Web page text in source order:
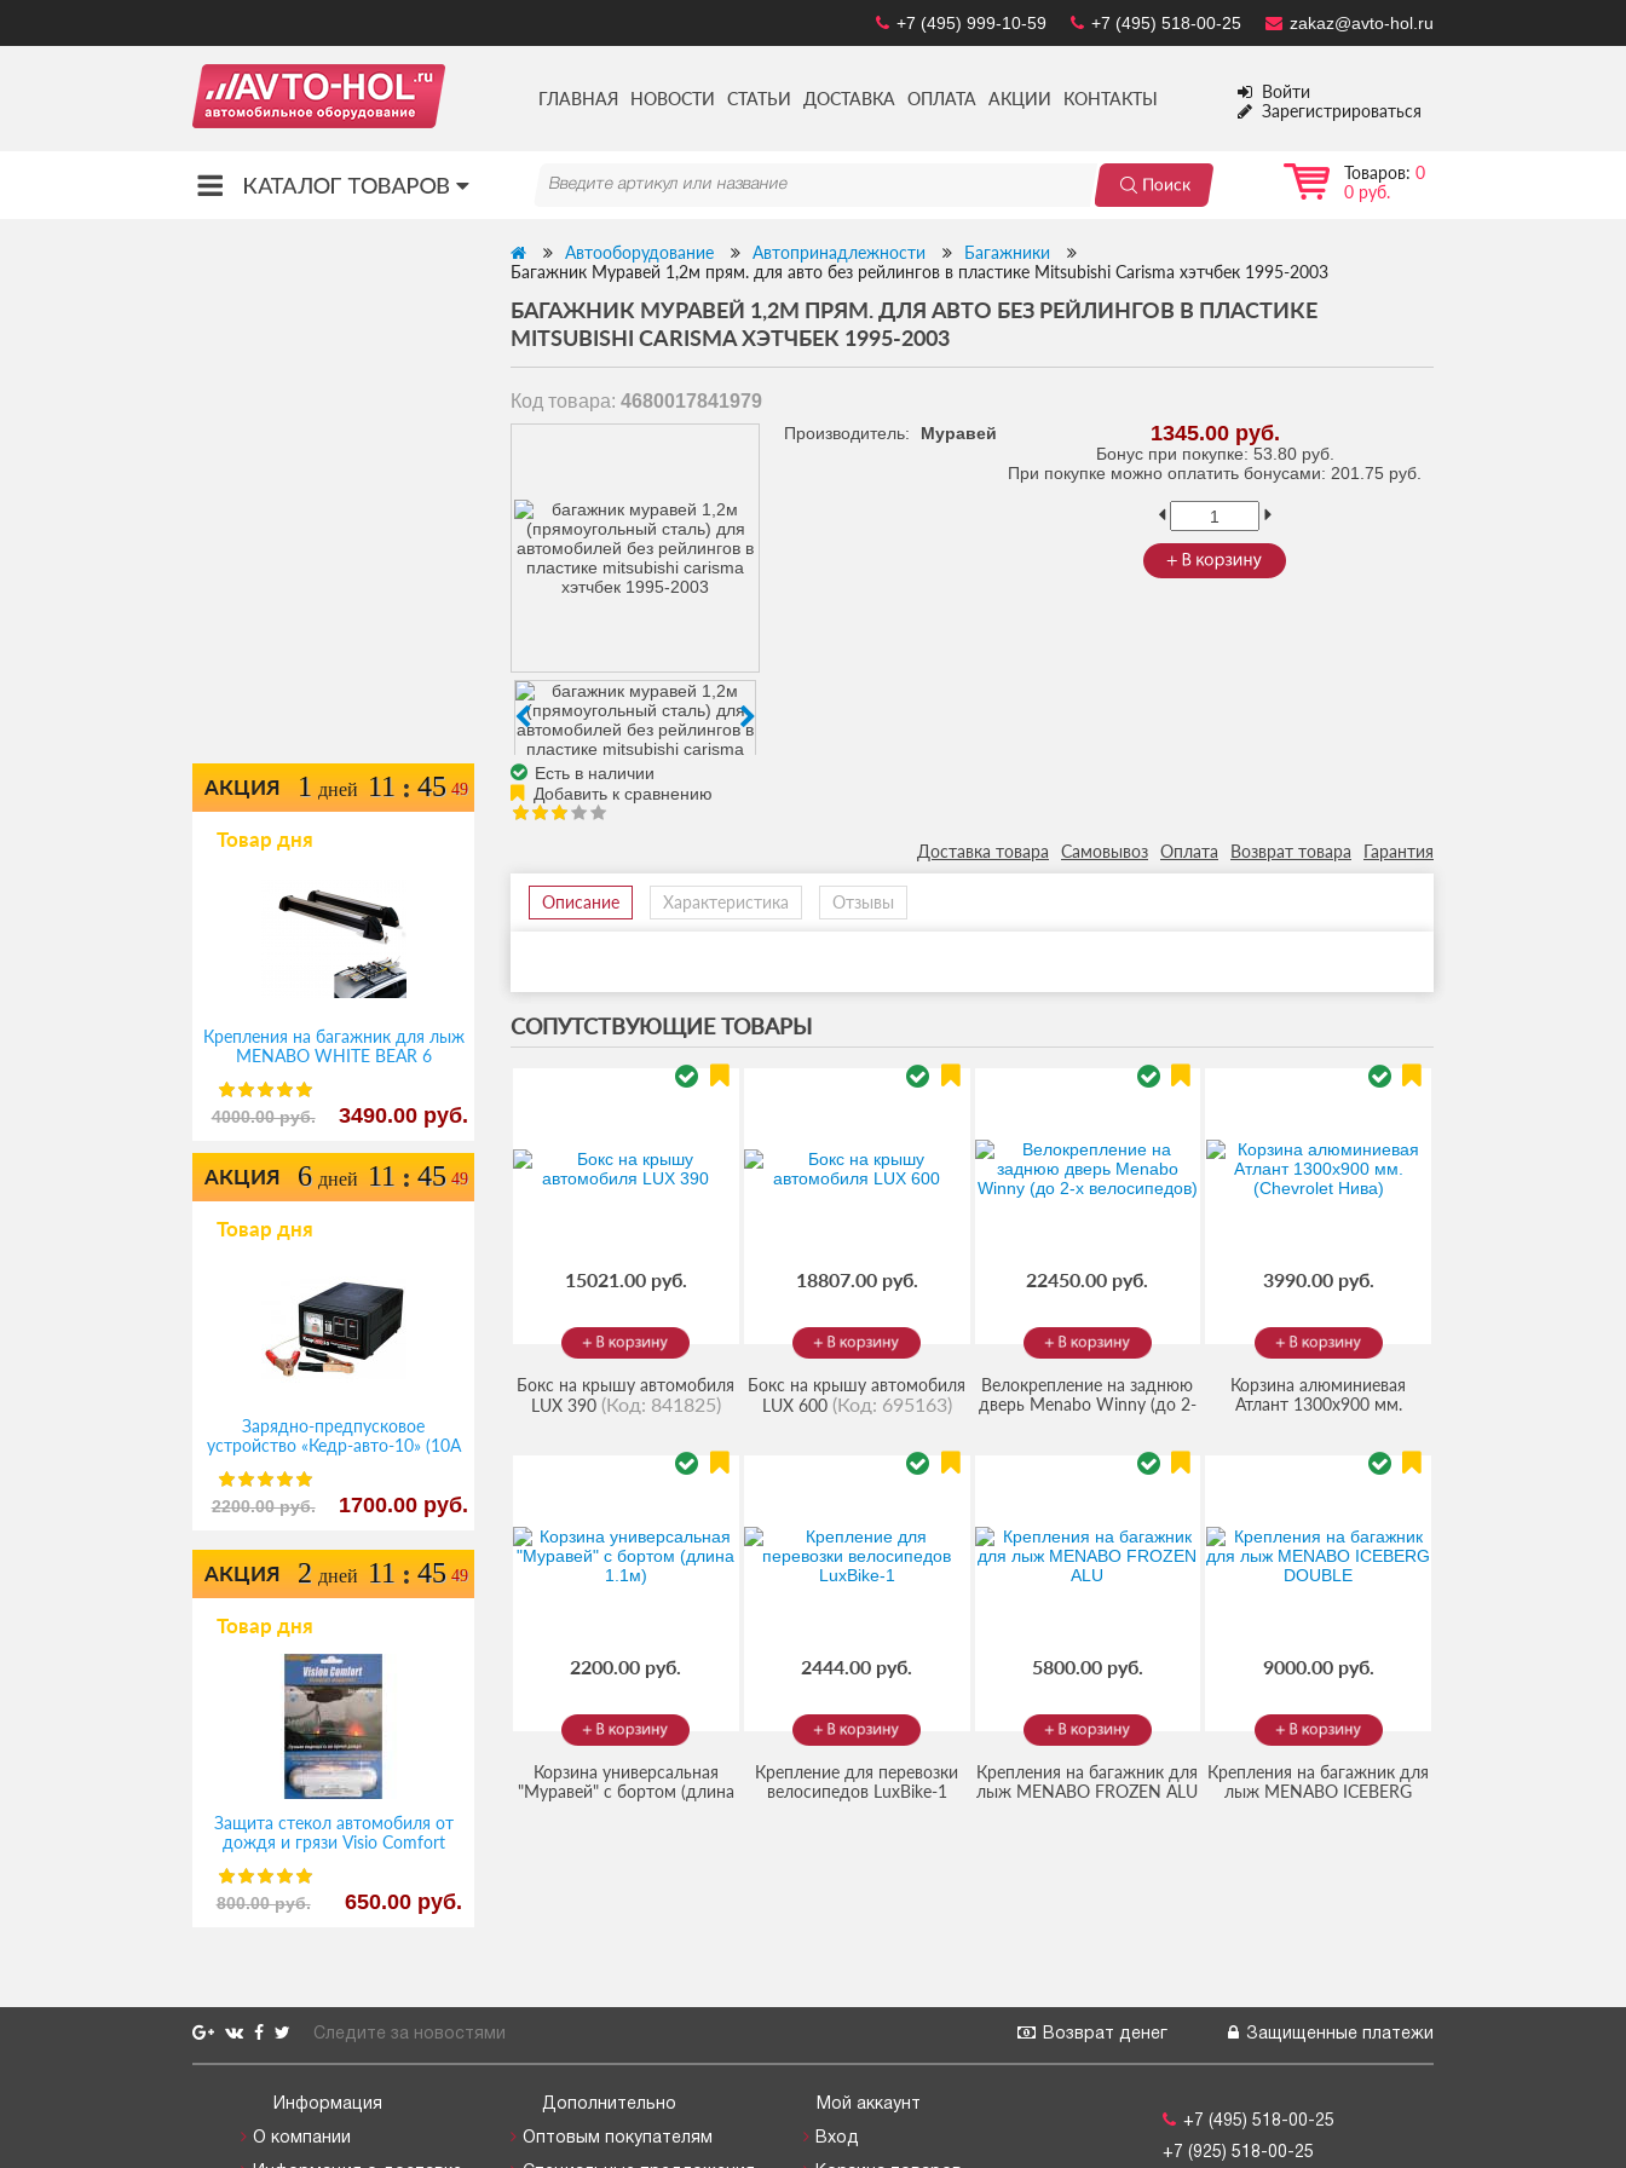
zakaz@avto-hol.ru
+7 (495) 518-00-25
+7 (495) 999-10-59
ГЛАВНАЯ НОВОСТИ СТАТЬИ ДОСТАВКА ОПЛАТА АКЦИИ КОНТАКТЫ
Войти
Зарегистрироваться
Товаров: 0
0 руб.
Автооборудование Автопринадлежности
Багажники
Багажник Муравей 1,2м прям. для авто без рейлингов в пластике Mitsubishi Carisma хэтчбек 1995-2003
БАГАЖНИК МУРАВЕЙ 1,2М ПРЯМ. ДЛЯ АВТО БЕЗ РЕЙЛИНГОВ В ПЛАСТИКЕ
MITSUBISHI CARISMA ХЭТЧБЕК 1995-2003
Код товара: 4680017841979
Есть в наличии
1345.00 руб.
Бонус при покупке: 53.80 руб.
При покупке можно оплатить бонусами: 201.75 руб.
Производитель: Муравей
Доставка товара Самовывоз Оплата Возврат товара Гарантия
Описание Характеристика Отзывы
СОПУТСТВУЮЩИЕ ТОВАРЫ
15021.00 руб.
Бокс на крышу автомобиля
LUX 390 (Код: 841825)
18807.00 руб.
Бокс на крышу автомобиля
LUX 600 (Код: 695163)
22450.00 руб.
Велокрепление на заднюю
дверь Menabo Winny (до 2-
3990.00 руб.
Корзина алюминиевая
Атлант 1300х900 мм.
2200.00 руб.
Корзина универсальная
"Муравей" с бортом (длина
2444.00 руб.
Крепление для перевозки
велосипедов LuxBike-1
5800.00 руб.
Крепления на багажник для
лыж MENABO FROZEN ALU
9000.00 руб.
Крепления на багажник для
лыж MENABO ICEBERG
АКЦИЯ 1 дней 11 :45 49
Товар дня
Крепления на багажник для лыж
MENABO WHITE BEAR 6
4000.00 руб. 3490.00 руб.
АКЦИЯ 6 дней 11 :45 49
Товар дня
Зарядно-предпусковое
устройство «Кедр-авто-10» (10A
2200.00 руб. 1700.00 руб.
АКЦИЯ 2 дней 11 :45 49
Товар дня
Защита стекол автомобиля от
дождя и грязи Visio Comfort
800.00 руб. 650.00 руб.
Следите за новостями Защищенные платежи
Возврат денег
Информация
О компании
Дополнительно
Оптовым покупателям
Мой аккаунт
Вход
+7 (495) 518-00-25
+7 (925) 518-00-25